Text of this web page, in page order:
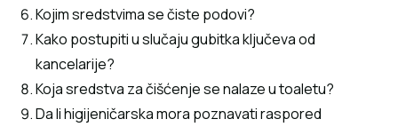
Kojim sredstvima se čiste podovi?
Kako postupiti u slučaju gubitka ključeva od
kancelarije?
Koja sredstva za čišćenje se nalaze u toaletu?
Da li higijeničarska mora poznavati raspored